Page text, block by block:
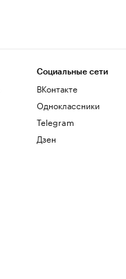
Социальные сети
ВКонтакте
Одноклассники
Telegram
Дзен